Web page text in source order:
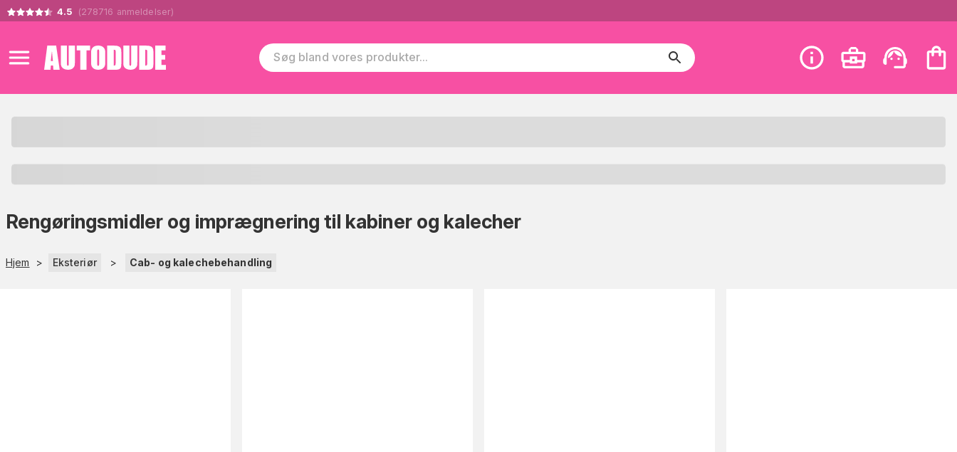
4.5 (278716 anmeldelser)
Rengøringsmidler og imprægnering til kabiner og kalecher
Hjem > Eksteriør > Cab- og kalechebehandling